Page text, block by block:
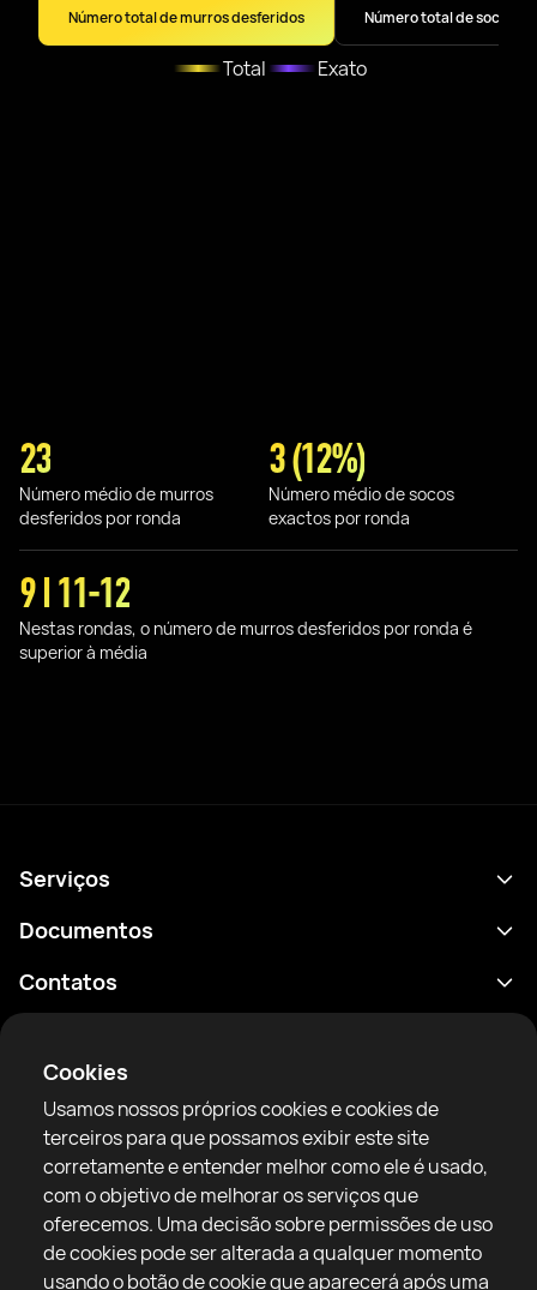
Cookies
Usamos nossos próprios cookies e cookies de
terceiros para que possamos exibir este site
corretamente e entender melhor como ele é usado,
com o objetivo de melhorar os serviços que
oferecemos. Uma decisão sobre permissões de uso
de cookies pode ser alterada a qualquer momento
usando o botão de cookie que aparecerá após uma
Número total de murros desferidos Número total de socos
Total Exato
23
Número médio de murros
desferidos por ronda
3 (12%)
Número médio de socos
exactos por ronda
9 I 11-12
Nestas rondas, o número de murros desferidos por ronda é
superior à média
RTF United service limited
6 Burrows court, Liverpool, United Kingdom
Serviços
Agenda
Classificações
Notícias
Artigos
Sparring Finder
Documentos
Política de Privacidade
Termos de uso
Diretrizes da comunidade
Contatos